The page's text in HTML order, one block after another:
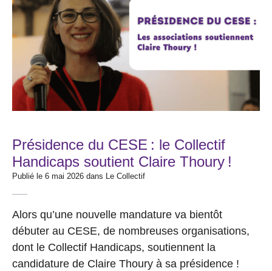
Présidence du CESE : le Collectif
Handicaps soutient Claire Thoury !
Publié le 6 mai 2026 dans Le Collectif
Alors qu’une nouvelle mandature va bientôt
débuter au CESE, de nombreuses organisations,
dont le Collectif Handicaps, soutiennent la
candidature de Claire Thoury à sa présidence !